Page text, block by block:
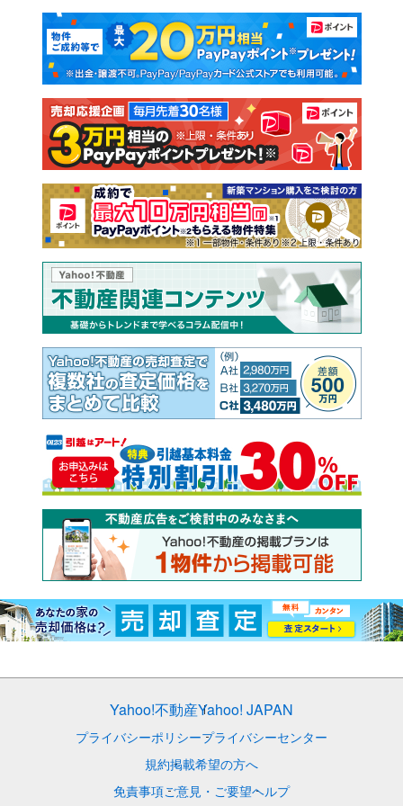
新築マンション 中古マンション
新築一戸建て 中古一戸建て
注文住宅 土地
売却査定
マンションカタログ 教えて！住まいの先生
Yahoo!不動産Yahoo! JAPAN
プライバシーポリシープライバシーセンター
規約掲載希望の方へ
免責事項ご意見・ご要望ヘルプ